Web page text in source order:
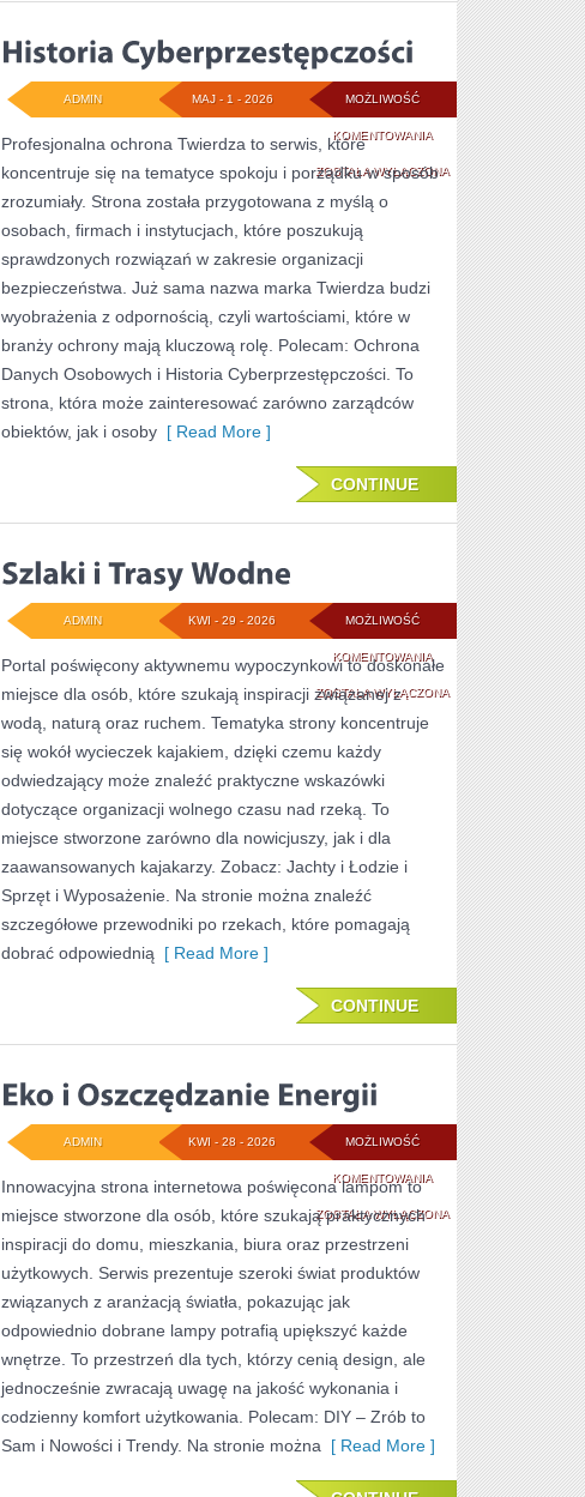
MOŻLIWOŚĆ
KOMENTOWANIAHISTORIA
CYBERPRZESTĘPCZOŚCI
ZOSTAŁA WYŁĄCZONA
MAJ - 1 - 2026
ADMIN
Profesjonalna ochrona Twierdza to serwis, które
koncentruje się na tematyce spokoju i porządku w sposób
zrozumiały. Strona została przygotowana z myślą o
osobach, firmach i instytucjach, które poszukują
sprawdzonych rozwiązań w zakresie organizacji
bezpieczeństwa. Już sama nazwa marka Twierdza budzi
wyobrażenia z odpornością, czyli wartościami, które w
branży ochrony mają kluczową rolę. Polecam: Ochrona
Danych Osobowych i Historia Cyberprzestępczości. To
strona, która może zainteresować zarówno zarządców
obiektów, jak i osoby [ Read More ]
CONTINUE
MOŻLIWOŚĆ
KOMENTOWANIASZLAKI
I
TRASY
WODNE
ZOSTAŁA WYŁĄCZONA
KWI - 29 - 2026
ADMIN
Portal poświęcony aktywnemu wypoczynkowi to doskonałe
miejsce dla osób, które szukają inspiracji związanej z
wodą, naturą oraz ruchem. Tematyka strony koncentruje
się wokół wycieczek kajakiem, dzięki czemu każdy
odwiedzający może znaleźć praktyczne wskazówki
dotyczące organizacji wolnego czasu nad rzeką. To
miejsce stworzone zarówno dla nowicjuszy, jak i dla
zaawansowanych kajakarzy. Zobacz: Jachty i Łodzie i
Sprzęt i Wyposażenie. Na stronie można znaleźć
szczegółowe przewodniki po rzekach, które pomagają
dobrać odpowiednią [ Read More ]
CONTINUE
MOŻLIWOŚĆ
KOMENTOWANIAEKO
I
OSZCZĘDZANIE
ENERGII
ZOSTAŁA WYŁĄCZONA
KWI - 28 - 2026
ADMIN
Innowacyjna strona internetowa poświęcona lampom to
miejsce stworzone dla osób, które szukają praktycznych
inspiracji do domu, mieszkania, biura oraz przestrzeni
użytkowych. Serwis prezentuje szeroki świat produktów
związanych z aranżacją światła, pokazując jak
odpowiednio dobrane lampy potrafią upiększyć każde
wnętrze. To przestrzeń dla tych, którzy cenią design, ale
jednocześnie zwracają uwagę na jakość wykonania i
codzienny komfort użytkowania. Polecam: DIY – Zrób to
Sam i Nowości i Trendy. Na stronie można [ Read More ]